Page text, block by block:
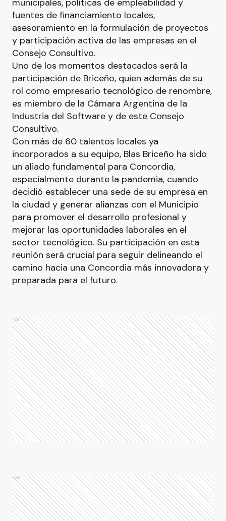
municipales, políticas de empleabilidad y
fuentes de financiamiento locales,
asesoramiento en la formulación de proyectos
y participación activa de las empresas en el
Consejo Consultivo.
Uno de los momentos destacados será la
participación de Briceño, quien además de su
rol como empresario tecnológico de renombre,
es miembro de la Cámara Argentina de la
Industria del Software y de este Consejo
Consultivo.
Con más de 60 talentos locales ya
incorporados a su equipo, Blas Briceño ha sido
un aliado fundamental para Concordia,
especialmente durante la pandemia, cuando
decidió establecer una sede de su empresa en
la ciudad y generar alianzas con el Municipio
para promover el desarrollo profesional y
mejorar las oportunidades laborales en el
sector tecnológico. Su participación en esta
reunión será crucial para seguir delineando el
camino hacia una Concordia más innovadora y
preparada para el futuro.
Ads
Ads